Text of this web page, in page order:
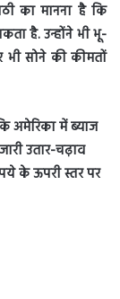
का मानना है कि
है. उन्होंने भी भू-
सोने की कीमतों
अमेरिका में ब्याज
उतार-चढ़ाव
के ऊपरी स्तर पर